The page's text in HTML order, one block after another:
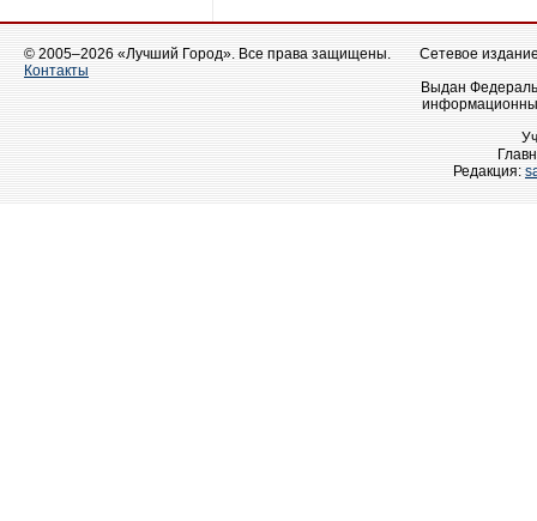
© 2005–2026 «Лучший Город». Все права защищены.
Контакты
Сетевое
Выдан
Редакция: